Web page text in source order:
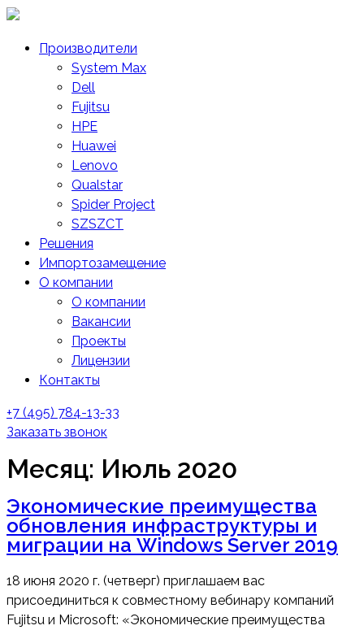
Skip
contentПроизводители
System Max
Dell
Fujitsu
HPE
Huawei
Lenovo
Qualstar
Spider Project
SZSZCT
Решения
Импортозамещение
О компании
О компании
Вакансии
Проекты
Лицензии
Контакты
+7 (495) 784-13-33
Заказать звонок
Месяц: Июль 2020
Экономические преимущества
обновления инфраструктуры и
миграции на Windows Server 2019
18 июня 2020 г. (четверг) приглашаем вас
присоединиться к совместному вебинару компаний
Fujitsu и Microsoft: «Экономические преимущества